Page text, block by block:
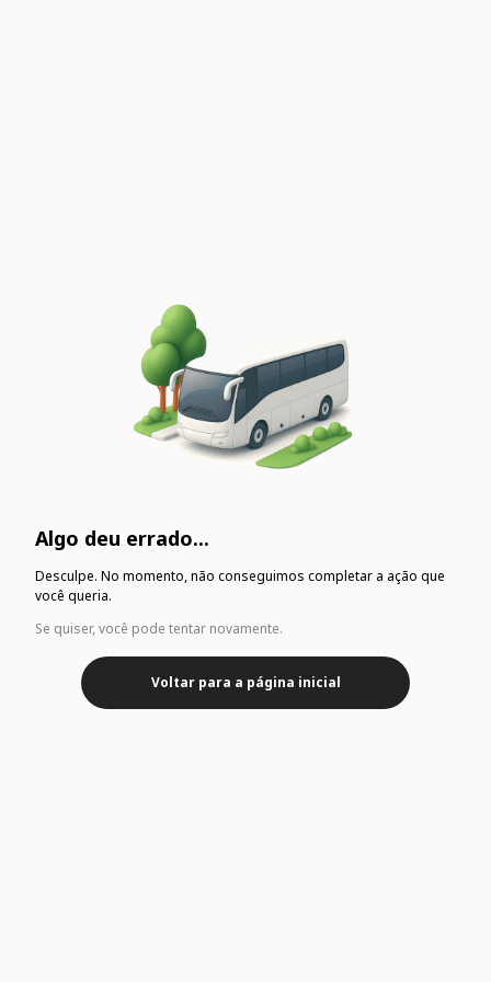
Algo deu errado...
Desculpe. No momento, não conseguimos completar a ação que
você queria.
Se quiser, você pode tentar novamente.
Voltar para a página inicial